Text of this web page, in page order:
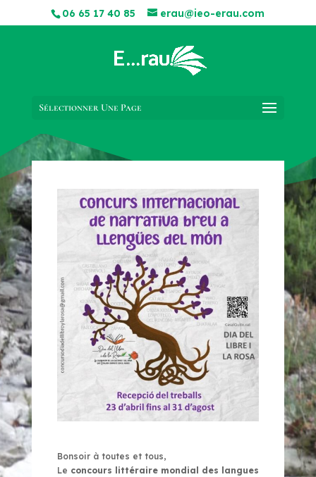
06 65 17 40 85 erau@ieo-erau.com
Sélectionner Une Page
Bonsoir à toutes et tous,
Le concours littéraire mondial des langues